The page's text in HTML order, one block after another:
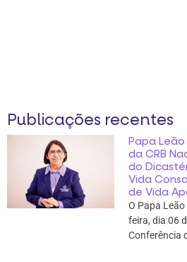
Publicações recentes
Papa
da CRB
do
Vida
de Vida
O Papa
feira, dia 06
Conferência